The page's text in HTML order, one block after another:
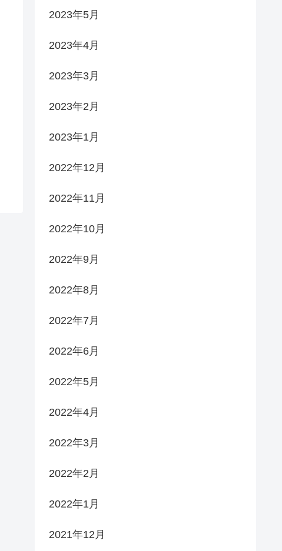
2023年5月
2023年4月
2023年3月
2023年2月
2023年1月
2022年12月
2022年11月
2022年10月
2022年9月
2022年8月
2022年7月
2022年6月
2022年5月
2022年4月
2022年3月
2022年2月
2022年1月
2021年12月